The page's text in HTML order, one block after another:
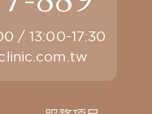
/ 13:00-17:30